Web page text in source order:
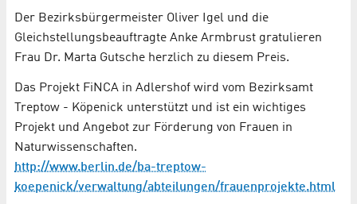
Der Bezirksbürgermeister Oliver Igel und die
Gleichstellungsbeauftragte Anke Armbrust gratulieren
Frau Dr. Marta Gutsche herzlich zu diesem Preis.
Das Projekt FiNCA in Adlershof wird vom Bezirksamt
Treptow - Köpenick unterstützt und ist ein wichtiges
Projekt und Angebot zur Förderung von Frauen in
Naturwissenschaften.
http://www.berlin.de/ba-treptow-
koepenick/verwaltung/abteilungen/frauenprojekte.html